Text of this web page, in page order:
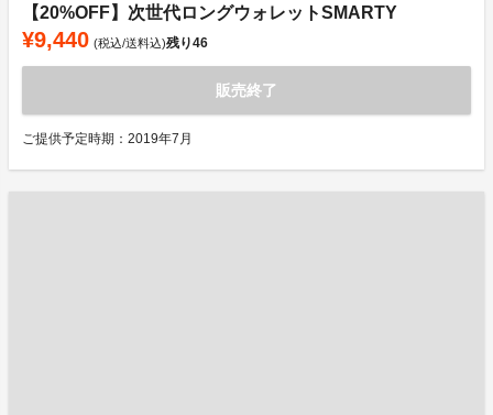
【20%OFF】次世代ロングウォレットSMARTY
¥9,440 (税込/送料込)残り46
販売終了
ご提供予定時期：2019年7月